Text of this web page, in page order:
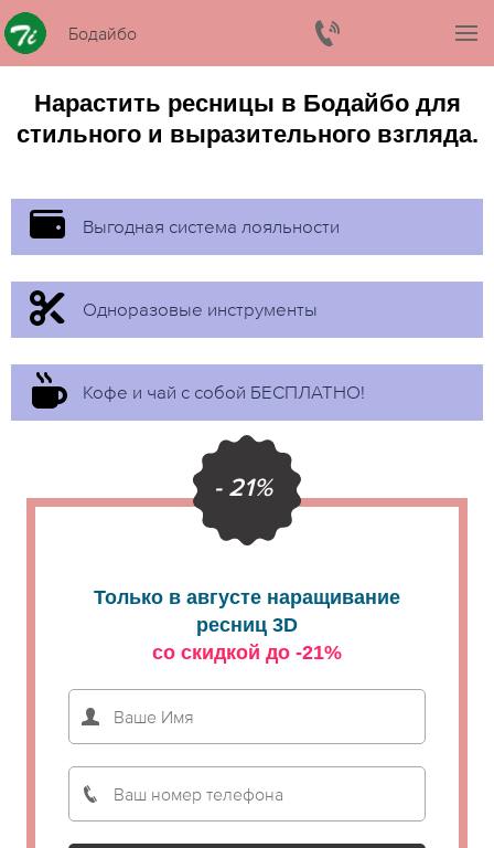
Бодайбо
Нарастить ресницы в Бодайбо для
стильного и выразительного взгляда.
Выгодная система лояльности
Одноразовые инструменты
Кофе и чай с собой БЕСПЛАТНО!
- 21%
Только в августе наращивание
ресниц 3D
со скидкой до -21%